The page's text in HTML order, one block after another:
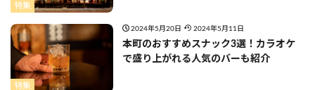
特集
特集
2024年5月20日 2024年5月11日
本町のおすすめスナック3選！カラオケ
で盛り上がれる人気のバーも紹介